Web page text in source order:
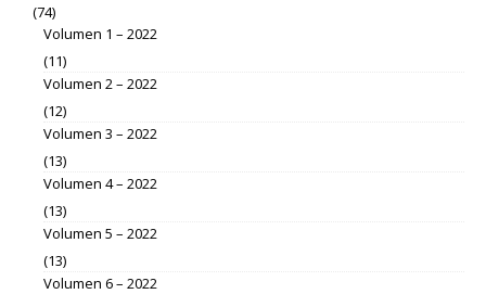
(74)
Volumen 1 – 2022
(11)
Volumen 2 – 2022
(12)
Volumen 3 – 2022
(13)
Volumen 4 – 2022
(13)
Volumen 5 – 2022
(13)
Volumen 6 – 2022